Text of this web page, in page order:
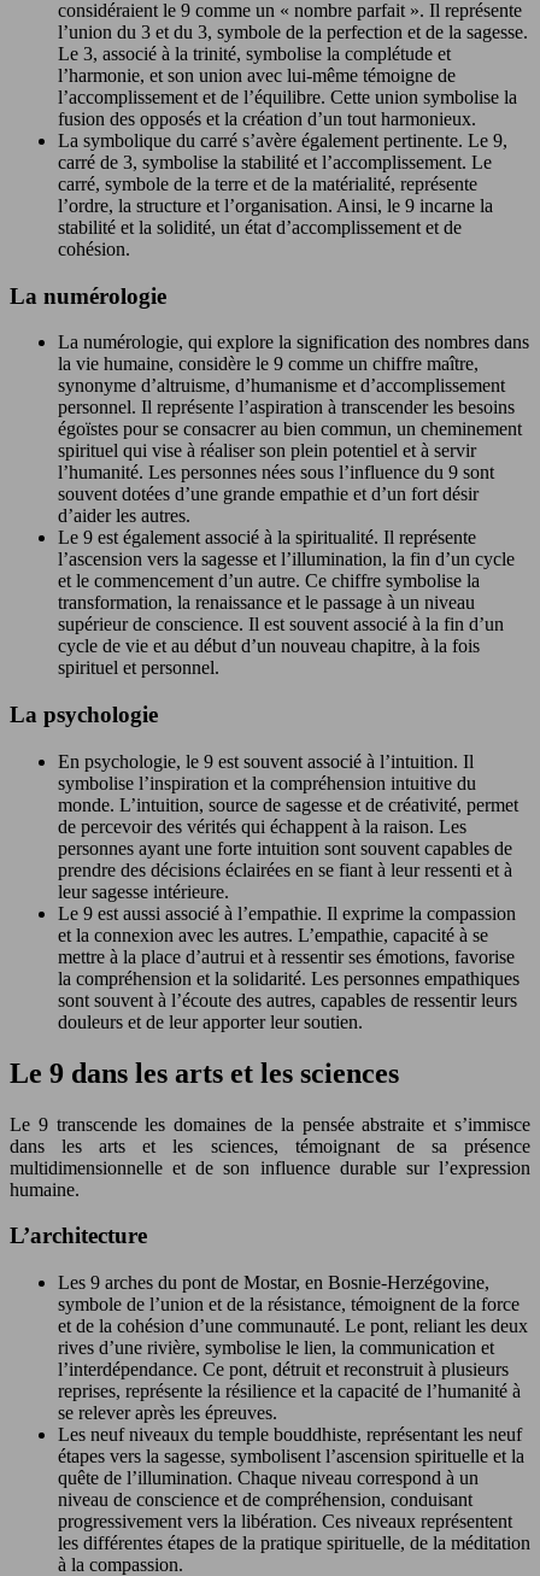
considéraient le 9 comme un « nombre parfait ». Il représente
l’union du 3 et du 3, symbole de la perfection et de la sagesse.
Le 3, associé à la trinité, symbolise la complétude et
l’harmonie, et son union avec lui-même témoigne de
l’accomplissement et de l’équilibre. Cette union symbolise la
fusion des opposés et la création d’un tout harmonieux.
La symbolique du carré s’avère également pertinente. Le 9,
carré de 3, symbolise la stabilité et l’accomplissement. Le
carré, symbole de la terre et de la matérialité, représente
l’ordre, la structure et l’organisation. Ainsi, le 9 incarne la
stabilité et la solidité, un état d’accomplissement et de
cohésion.
La numérologie
La numérologie, qui explore la signification des nombres dans
la vie humaine, considère le 9 comme un chiffre maître,
synonyme d’altruisme, d’humanisme et d’accomplissement
personnel. Il représente l’aspiration à transcender les besoins
égoïstes pour se consacrer au bien commun, un cheminement
spirituel qui vise à réaliser son plein potentiel et à servir
l’humanité. Les personnes nées sous l’influence du 9 sont
souvent dotées d’une grande empathie et d’un fort désir
d’aider les autres.
Le 9 est également associé à la spiritualité. Il représente
l’ascension vers la sagesse et l’illumination, la fin d’un cycle
et le commencement d’un autre. Ce chiffre symbolise la
transformation, la renaissance et le passage à un niveau
supérieur de conscience. Il est souvent associé à la fin d’un
cycle de vie et au début d’un nouveau chapitre, à la fois
spirituel et personnel.
La psychologie
En psychologie, le 9 est souvent associé à l’intuition. Il
symbolise l’inspiration et la compréhension intuitive du
monde. L’intuition, source de sagesse et de créativité, permet
de percevoir des vérités qui échappent à la raison. Les
personnes ayant une forte intuition sont souvent capables de
prendre des décisions éclairées en se fiant à leur ressenti et à
leur sagesse intérieure.
Le 9 est aussi associé à l’empathie. Il exprime la compassion
et la connexion avec les autres. L’empathie, capacité à se
mettre à la place d’autrui et à ressentir ses émotions, favorise
la compréhension et la solidarité. Les personnes empathiques
sont souvent à l’écoute des autres, capables de ressentir leurs
douleurs et de leur apporter leur soutien.
Le 9 dans les arts et les sciences
Le 9 transcende les domaines de la pensée abstraite et s’immisce
dans les arts et les sciences, témoignant de sa présence
multidimensionnelle et de son influence durable sur l’expression
humaine.
L’architecture
Les 9 arches du pont de Mostar, en Bosnie-Herzégovine,
symbole de l’union et de la résistance, témoignent de la force
et de la cohésion d’une communauté. Le pont, reliant les deux
rives d’une rivière, symbolise le lien, la communication et
l’interdépendance. Ce pont, détruit et reconstruit à plusieurs
reprises, représente la résilience et la capacité de l’humanité à
se relever après les épreuves.
Les neuf niveaux du temple bouddhiste, représentant les neuf
étapes vers la sagesse, symbolisent l’ascension spirituelle et la
quête de l’illumination. Chaque niveau correspond à un
niveau de conscience et de compréhension, conduisant
progressivement vers la libération. Ces niveaux représentent
les différentes étapes de la pratique spirituelle, de la méditation
à la compassion.